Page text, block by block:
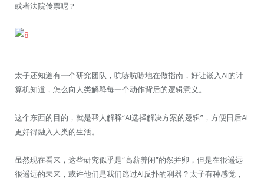
或者法院传票呢？
太子还知道有一个研究团队，吭哧吭哧地在做指南，好让嵌入AI的计
算机知道，怎么向人类解释每一个动作背后的逻辑意义。
这个东西的目的，就是帮人解释“AI选择解决方案的逻辑”，方便日后AI
更好得融入人类的生活。
虽然现在看来，这些研究似乎是“高薪养闲”的然并卵，但是在很遥远
很遥远的未来，或许他们是我们逃过AI反扑的利器？太子有种感觉，